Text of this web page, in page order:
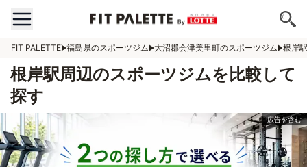
FIT PALETTE 福島県のスポーツジム 大沼郡会津美里町のスポーツジム 根岸
根岸駅周辺のスポーツジムを比較して
探す